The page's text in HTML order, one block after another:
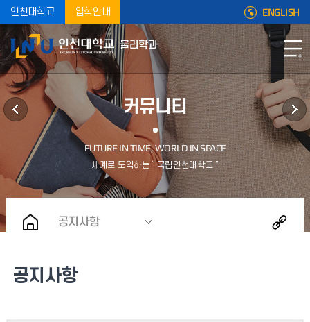
인천대학교 입학안내 ENGLISH
물리학과
커뮤니티
공지사항
공지사항